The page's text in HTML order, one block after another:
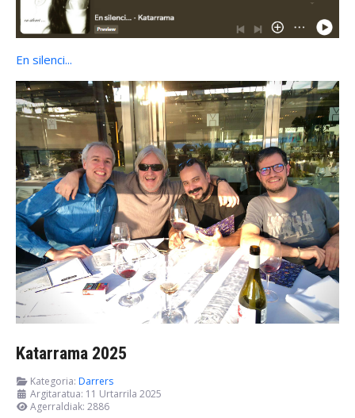
En silenci...
Katarrama 2025
Kategoria: Darrers
Argitaratua: 11 Urtarrila 2025
Agerraldiak: 2886